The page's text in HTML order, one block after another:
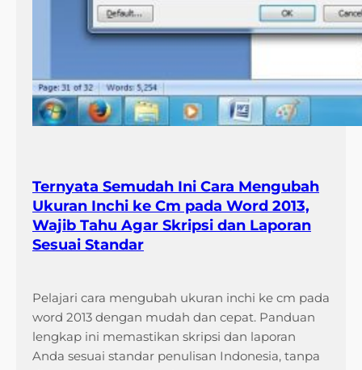
Ternyata Semudah Ini Cara Mengubah
Ukuran Inchi ke Cm pada Word 2013,
Wajib Tahu Agar Skripsi dan Laporan
Sesuai Standar
Pelajari cara mengubah ukuran inchi ke cm pada
word 2013 dengan mudah dan cepat. Panduan
lengkap ini memastikan skripsi dan laporan
Anda sesuai standar penulisan Indonesia, tanpa